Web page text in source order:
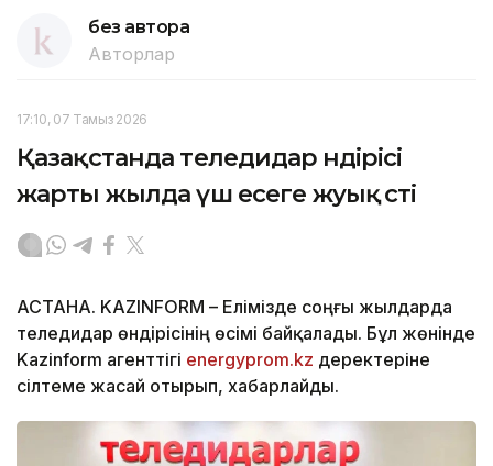
без автора
Авторлар
17:10, 07 Тамыз 2026
Қазақстанда теледидар өндірісі
жарты жылда үш есеге жуық өсті
АСТАНА. KAZINFORM – Елімізде соңғы жылдарда
теледидар өндірісінің өсімі байқалады. Бұл жөнінде
Kazinform агенттігі energyprom.kz деректеріне
сілтеме жасай отырып, хабарлайды.